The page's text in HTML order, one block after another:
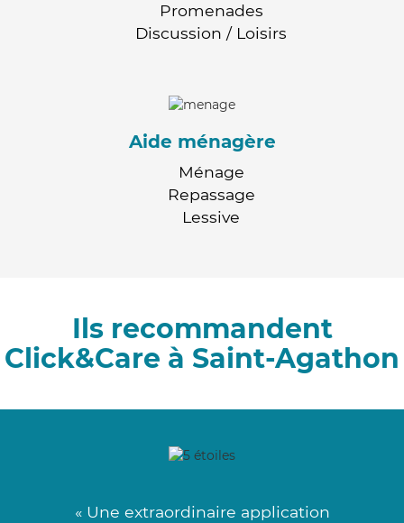
Promenades
Discussion / Loisirs
Aide ménagère
Ménage
Repassage
Lessive
Ils recommandent
Click&Care à Saint-Agathon
« Une extraordinaire application